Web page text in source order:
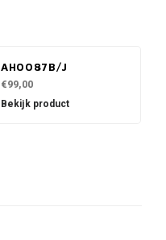
AH0087B/J
€99,00
Bekijk product